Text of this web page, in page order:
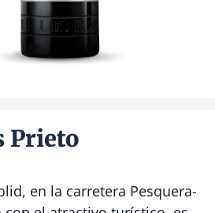
Prieto
en la carretera Pesquera-